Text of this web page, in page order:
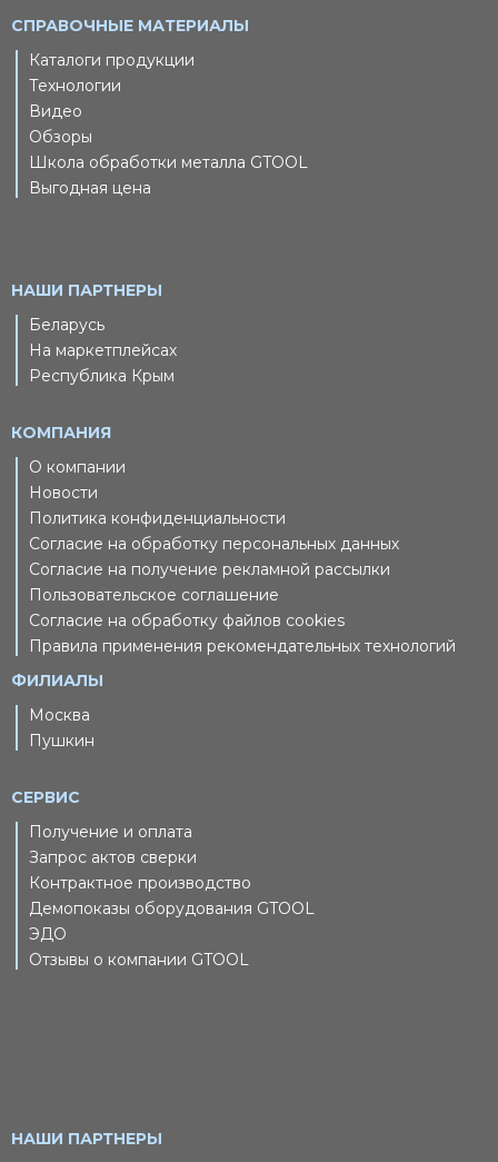
СПРАВОЧНЫЕ МАТЕРИАЛЫ
Каталоги продукции
Технологии
Видео
Обзоры
Школа обработки металла GTOOL
Выгодная цена
НАШИ ПАРТНЕРЫ
Беларусь
На маркетплейсах
Республика Крым
КОМПАНИЯ
О компании
Новости
Политика конфиденциальности
Согласие на обработку персональных данных
Согласие на получение рекламной рассылки
Пользовательское соглашение
Согласие на обработку файлов cookies
Правила применения рекомендательных технологий
ФИЛИАЛЫ
Москва
Пушкин
СЕРВИС
Получение и оплата
Запрос актов сверки
Контрактное производство
Демопоказы оборудования GTOOL
ЭДО
Отзывы о компании GTOOL
НАШИ ПАРТНЕРЫ